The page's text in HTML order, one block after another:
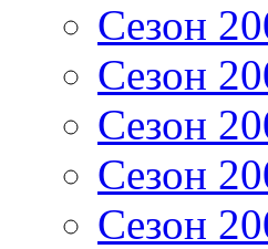
Сезон
Сезон
Сезон
Сезон
Сезон